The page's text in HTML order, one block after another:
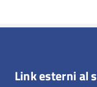
Link esterni al